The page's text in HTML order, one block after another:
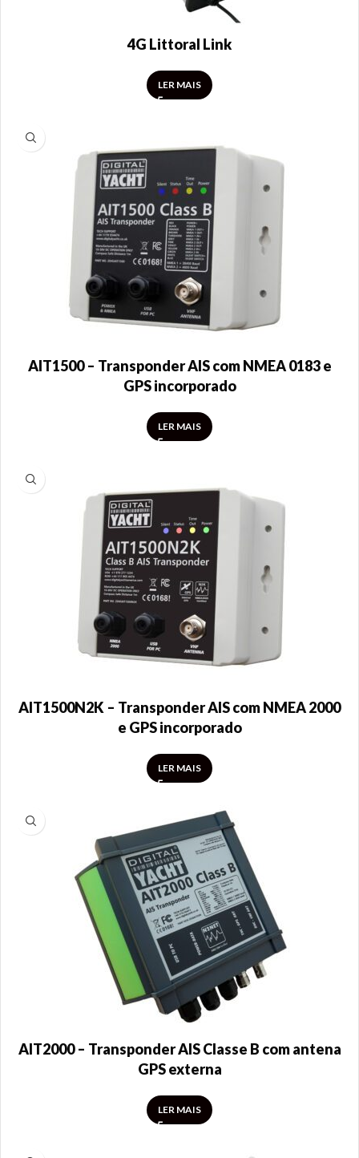
4G Littoral Link
LER MAIS
AIT1500 – Transponder AIS com NMEA 0183 e
GPS incorporado
LER MAIS
AIT1500N2K – Transponder AIS com NMEA 2000
e GPS incorporado
LER MAIS
AIT2000 – Transponder AIS Classe B com antena
GPS externa
LER MAIS